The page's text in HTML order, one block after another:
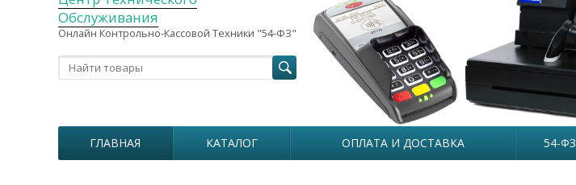
Обслуживания
Онлайн Контрольно-Кассовой Техники "54-ФЗ"
ГЛАВНАЯ КАТАЛОГ ОПЛАТА И ДОСТАВКА 54-ФЗ